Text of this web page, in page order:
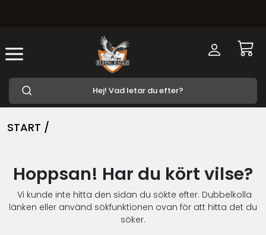
START /
Hoppsan! Har du kört vilse?
Vi kunde inte hitta den sidan du sökte efter. Dubbelkolla
länken eller använd sökfunktionen ovan för att hitta det du
söker.